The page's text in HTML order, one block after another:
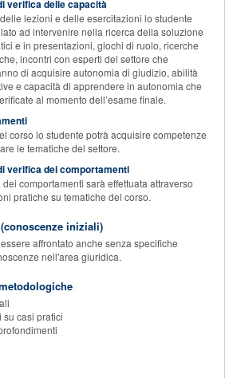
verifica delle capacità
lezioni e delle esercitazioni lo studente
ad intervenire nella ricerca della soluzione
e in presentazioni, giochi di ruolo, ricerche
incontri con esperti del settore che
di acquisire autonomia di giudizio, abilità
e capacità di apprendere in autonomia che
al momento dell’esame finale.
corso lo studente potrà acquisire competenze
le tematiche del settore.
verifica dei comportamenti
dei comportamenti sarà effettuata attraverso
pratiche su tematiche del corso.
iniziali)
affrontato anche senza specifiche
nell'area giuridica.
su casi pratici